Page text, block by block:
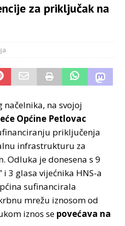
za priključak na
na svojoj
Općine Petlovac
priključenja
infrastrukturu za
Odluka je donesena s 9
i 3 glasa vijećnika HNS-a
sufinancirala
mrežu iznosom od
iznos se povećava na